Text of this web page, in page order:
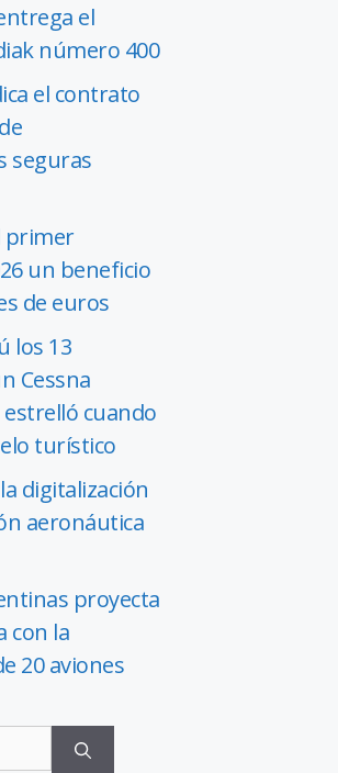
el
número 400
el contrato
seguras
primer
un beneficio
de euros
los 13
Cessna
estrelló cuando
turístico
digitalización
aeronáutica
proyecta
con la
20 aviones